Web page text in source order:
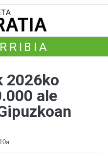
2026ko
ale